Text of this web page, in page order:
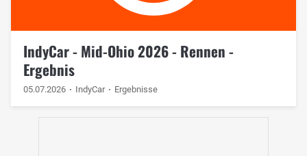
IndyCar - Mid-Ohio 2026 - Rennen -
Ergebnis
05.07.2026 IndyCar Ergebnisse